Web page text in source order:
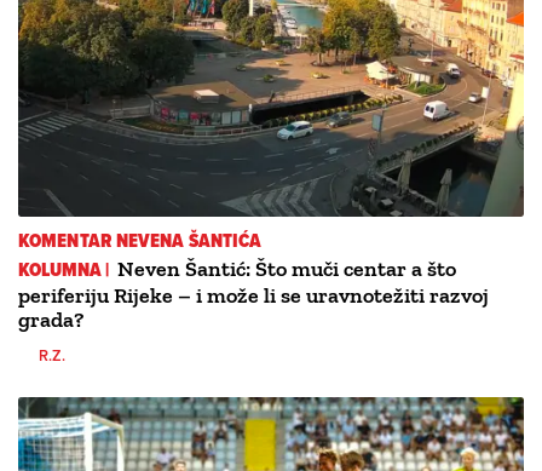
KOMENTAR NEVENA ŠANTIĆA
KOLUMNA | Neven Šantić: Što muči centar a što
periferiju Rijeke – i može li se uravnotežiti razvoj
grada?
R.Z.